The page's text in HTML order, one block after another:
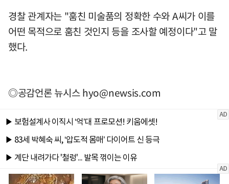
경찰 관계자는 "훔친 미술품의 정확한 수와 A씨가 이를
어떤 목적으로 훔친 것인지 등을 조사할 예정이다"고 말
했다.
◎공감언론 뉴시스hyo@newsis.com